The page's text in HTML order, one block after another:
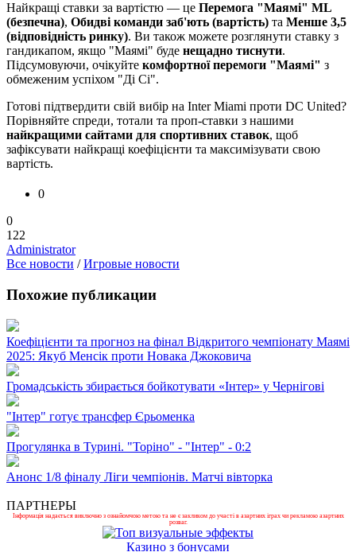
Найкращі ставки за вартістю — це Перемога "Маямі" ML
(безпечна), Обидві команди заб'ють (вартість) та Менше 3,5
(відповідність ринку). Ви також можете розглянути ставку з
гандикапом, якщо "Маямі" буде нещадно тиснути.
Підсумовуючи, очікуйте комфортної перемоги "Маямі" з
обмеженим успіхом "Ді Сі".
Готові підтвердити свій вибір на Inter Miami проти DC United?
Порівняйте спреди, тотали та проп-ставки з нашими
найкращими сайтами для спортивних ставок, щоб
зафіксувати найкращі коефіцієнти та максимізувати свою
вартість.
0
0
122
Administrator
Все новости /Игровые новости
Похожие публикации
Коефіцієнти та прогноз на фінал Відкритого чемпіонату Маямі
2025: Якуб Менсік проти Новака Джоковича
Громадськість збирається бойкотувати «Інтер» у Чернігові
"Інтер" готує трансфер Єрьоменка
Прогулянка в Турині. "Торіно" - "Інтер" - 0:2
Анонс 1/8 фіналу Ліги чемпіонів. Матчі вівторка
ПАРТНЕРЫ
Інформація надається виключно з ознайомчою метою та не є закликом до участі в азартних іграх чи рекламою азартних
розваг.
Казино з бонусами